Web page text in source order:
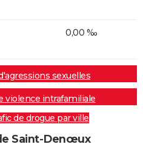
0,00 ‰
sexuelles
violence intrafamiliale
de drogue par ville
Saint-Denœux